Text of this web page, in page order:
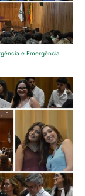
e Emergência